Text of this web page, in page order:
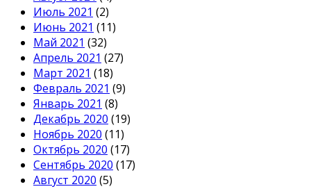
Июль 2021 (2)
Июнь 2021 (11)
Май 2021 (32)
Апрель 2021 (27)
Март 2021 (18)
Февраль 2021 (9)
Январь 2021 (8)
Декабрь 2020 (19)
Ноябрь 2020 (11)
Октябрь 2020 (17)
Сентябрь 2020 (17)
Август 2020 (5)